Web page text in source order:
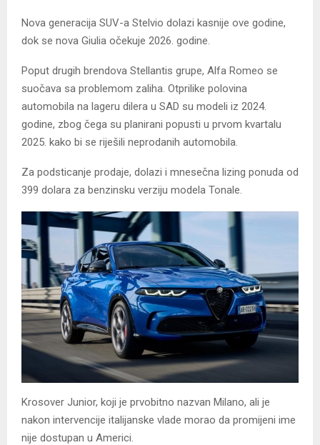
Nova generacija SUV-a Stelvio dolazi kasnije ove godine,
dok se nova Giulia očekuje 2026. godine.
Poput drugih brendova Stellantis grupe, Alfa Romeo se
suočava sa problemom zaliha. Otprilike polovina
automobila na lageru dilera u SAD su modeli iz 2024.
godine, zbog čega su planirani popusti u prvom kvartalu
2025. kako bi se riješili neprodanih automobila.
Za podsticanje prodaje, dolazi i mnesečna lizing ponuda od
399 dolara za benzinsku verziju modela Tonale.
Krosover Junior, koji je prvobitno nazvan Milano, ali je
nakon intervencije italijanske vlade morao da promijeni ime
nije dostupan u Americi.